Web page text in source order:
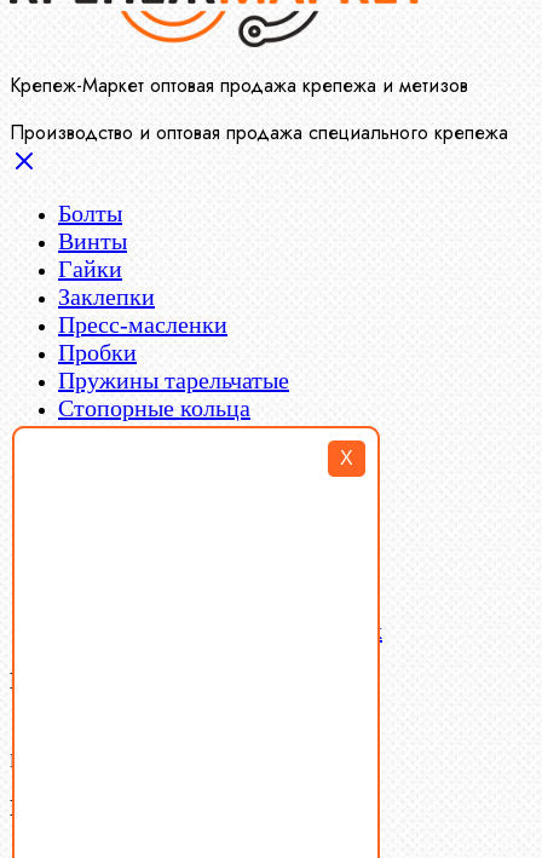
X
Крепеж-Маркет оптовая продажа крепежа и метизов
Производство и оптовая продажа специального крепежа
Болты
Винты
Гайки
Заклепки
Пресс-масленки
Пробки
Пружины тарельчатые
Стопорные кольца
Такелаж
Латунный и бронзовый крепеж
Ваша корзина
В корзине нет товаров.
Поиск